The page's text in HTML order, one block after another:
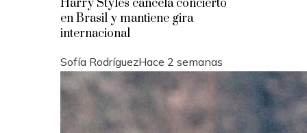
Harry Styles cancela concierto
en Brasil y mantiene gira
internacional
Sofía RodríguezHace 2 semanas